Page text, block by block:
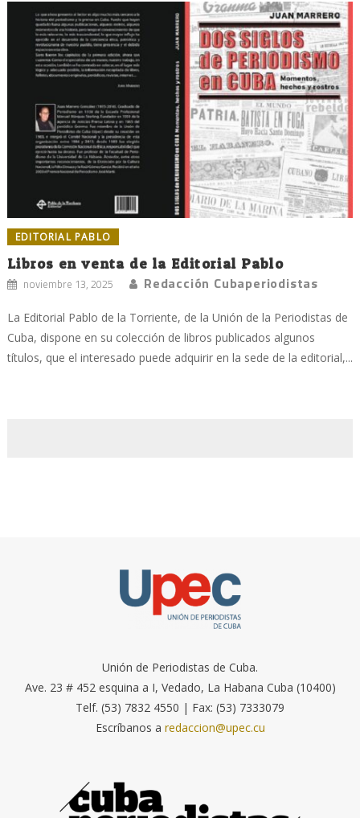
EDITORIAL PABLO
Libros en venta de la Editorial Pablo
noviembre 13, 2025 Redacción Cubaperiodistas
La Editorial Pablo de la Torriente, de la Unión de la Periodistas de
Cuba, dispone en su colección de libros publicados algunos
títulos, que el interesado puede adquirir en la sede de la editorial,...
Unión de Periodistas de Cuba.
Ave. 23 # 452 esquina a I, Vedado, La Habana Cuba (10400)
Telf. (53) 7832 4550 | Fax: (53) 7333079
Escríbanos a redaccion@upec.cu